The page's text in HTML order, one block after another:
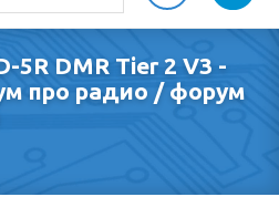
5R DMR Tier 2 V3 -
про радио / форум